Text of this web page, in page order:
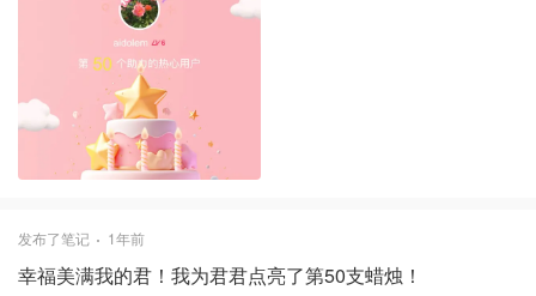
发布了笔记 1年前
幸福美满我的君！我为君君点亮了第50支蜡烛！